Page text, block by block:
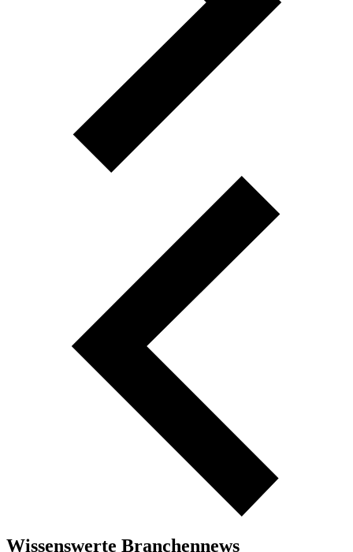
Wissenswerte Branchennews